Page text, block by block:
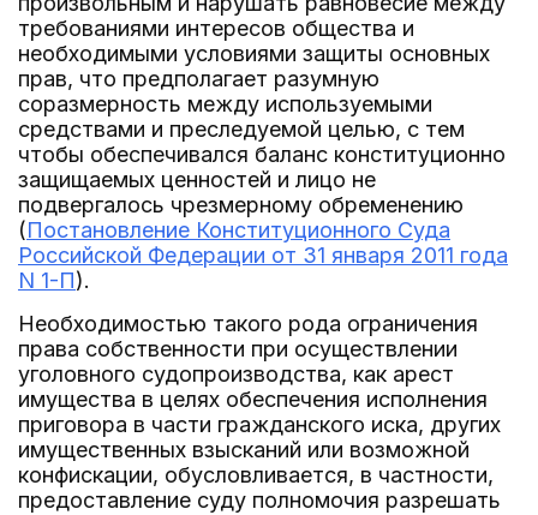
требованиями интересов общества и
необходимыми условиями защиты основных
прав, что предполагает разумную
соразмерность между используемыми
средствами и преследуемой целью, с тем
чтобы обеспечивался баланс конституционно
защищаемых ценностей и лицо не
подвергалось чрезмерному обременению
(Постановление Конституционного Суда
Российской Федерации от 31 января 2011 года
N 1-П).
Необходимостью такого рода ограничения
права собственности при осуществлении
уголовного судопроизводства, как арест
имущества в целях обеспечения исполнения
приговора в части гражданского иска, других
имущественных взысканий или возможной
конфискации, обусловливается, в частности,
предоставление суду полномочия разрешать